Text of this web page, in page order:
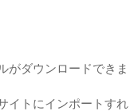
がダウンロードできま
イトにインポートすれ